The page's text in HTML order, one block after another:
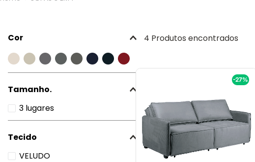
Cor
Tamanho.
3 lugares
Tecido
VELUDO
4 Produtos
-27%